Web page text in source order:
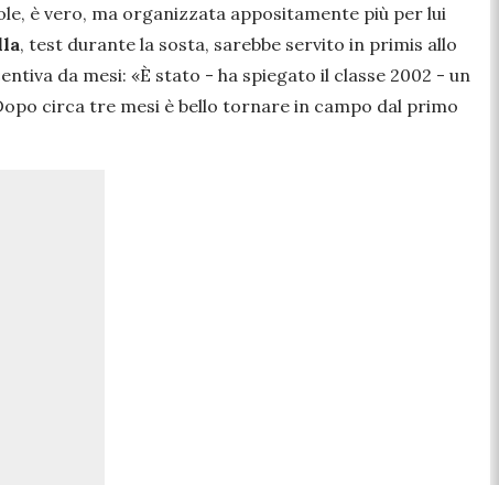
è vero, ma organizzata appositamente più per lui
, test durante la sosta, sarebbe servito in primis allo
da mesi: «È stato - ha spiegato il classe 2002 - un
circa tre mesi è bello tornare in campo dal primo